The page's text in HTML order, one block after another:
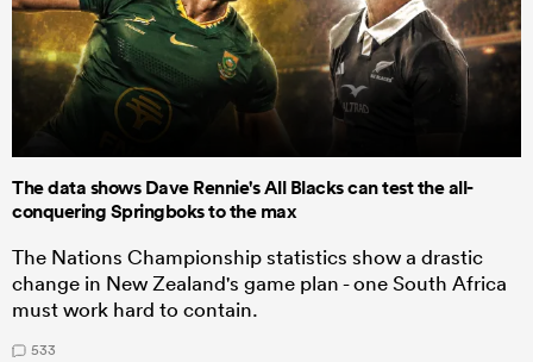
The data shows Dave Rennie's All Blacks can test the all-
conquering Springboks to the max
The Nations Championship statistics show a drastic
change in New Zealand's game plan - one South Africa
must work hard to contain.
533